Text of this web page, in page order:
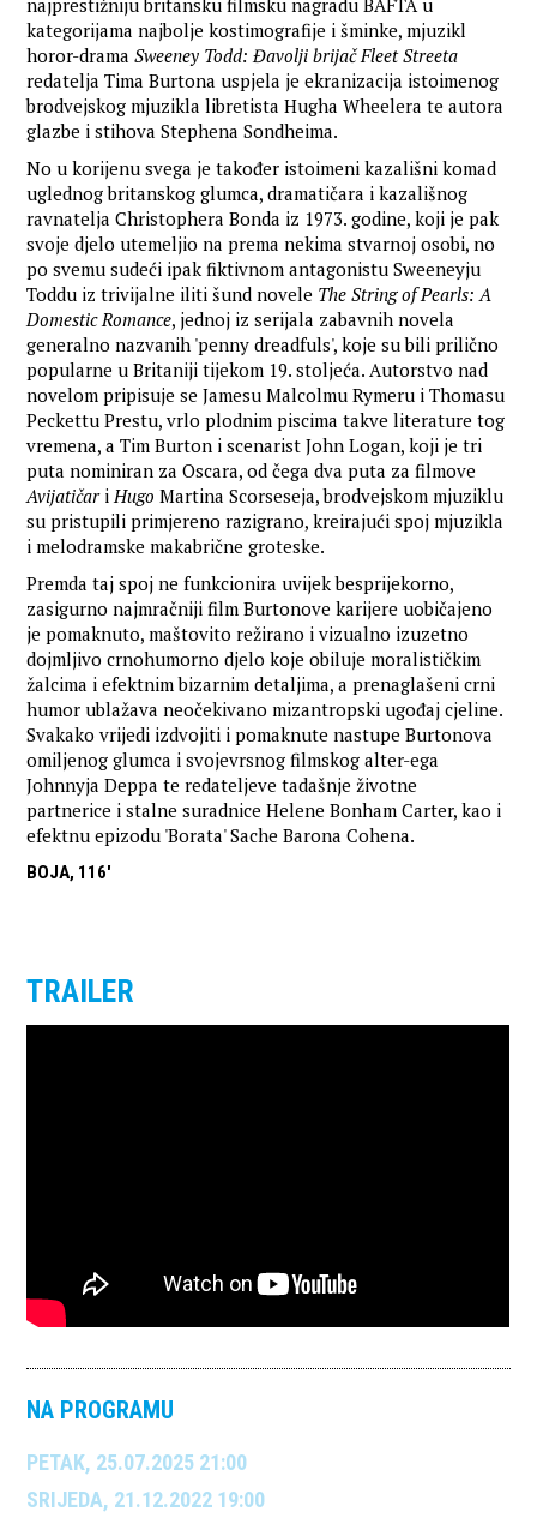
najprestižniju britansku filmsku nagradu BAFTA u
kategorijama najbolje kostimografije i šminke, mjuzikl
horor-dramaSweeney Todd: Đavolji brijač Fleet Streeta
redatelja Tima Burtona uspjela je ekranizacija istoimenog
brodvejskog mjuzikla libretista Hugha Wheelera te autora
glazbe i stihova Stephena Sondheima.
No u korijenu svega je također istoimeni kazališni komad
uglednog britanskog glumca, dramatičara i kazališnog
ravnatelja Christophera Bonda iz 1973. godine, koji je pak
svoje djelo utemeljio na prema nekima stvarnoj osobi, no
po svemu sudeći ipak fiktivnom antagonistu Sweeneyju
Toddu iz trivijalne iliti šund novele The String of Pearls: A
Domestic Romance, jednoj iz serijala zabavnih novela
generalno nazvanih 'penny dreadfuls', koje su bili prilično
popularne u Britaniji tijekom 19. stoljeća. Autorstvo nad
novelom pripisuje se Jamesu Malcolmu Rymeru i Thomasu
Peckettu Prestu, vrlo plodnim piscima takve literature tog
vremena, a Tim Burton i scenarist John Logan, koji je tri
puta nominiran za Oscara, od čega dva puta za filmove
AvijatičariHugo Martina Scorseseja, brodvejskom mjuziklu
su pristupili primjereno razigrano, kreirajući spoj mjuzikla
i melodramske makabrične groteske.
Premda taj spoj ne funkcionira uvijek besprijekorno,
zasigurno najmračniji film Burtonove karijere uobičajeno
je pomaknuto, maštovito režirano i vizualno izuzetno
dojmljivo crnohumorno djelo koje obiluje moralističkim
žalcima i efektnim bizarnim detaljima, a prenaglašeni crni
humor ublažava neočekivano mizantropski ugođaj cjeline.
Svakako vrijedi izdvojiti i pomaknute nastupe Burtonova
omiljenog glumca i svojevrsnog filmskog alter-ega
Johnnyja Deppa te redateljeve tadašnje životne
partnerice i stalne suradnice Helene Bonham Carter, kao i
efektnu epizodu 'Borata' Sache Barona Cohena.
BOJA, 116'
TRAILER
NA PROGRAMU
PETAK, 25.07.2025 21:00
SRIJEDA, 21.12.2022 19:00